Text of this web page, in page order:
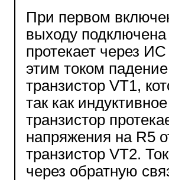
При первом
выходу подключена
протекает через
этим током
транзистор VT1,
так как
транзистор
напряжения на R5
транзистор VT2.
через обратную